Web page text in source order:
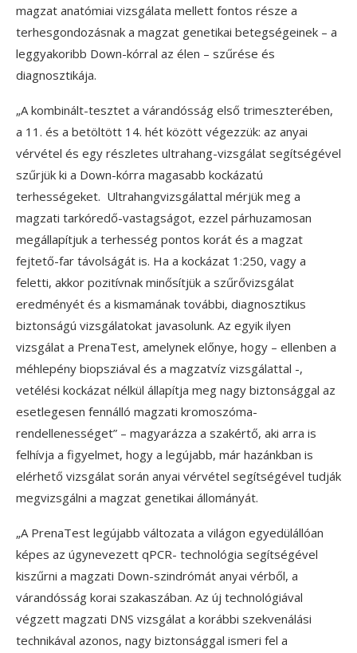
magzat anatómiai vizsgálata mellett fontos része a
terhesgondozásnak a magzat genetikai betegségeinek – a
leggyakoribb Down-kórral az élen – szűrése és
diagnosztikája.
„A kombinált-tesztet a várandósság első trimeszterében,
a 11. és a betöltött 14. hét között végezzük: az anyai
vérvétel és egy részletes ultrahang-vizsgálat segítségével
szűrjük ki a Down-kórra magasabb kockázatú
terhességeket. Ultrahangvizsgálattal mérjük meg a
magzati tarkóredő-vastagságot, ezzel párhuzamosan
megállapítjuk a terhesség pontos korát és a magzat
fejtető-far távolságát is. Ha a kockázat 1:250, vagy a
feletti, akkor pozitívnak minősítjük a szűrővizsgálat
eredményét és a kismamának további, diagnosztikus
biztonságú vizsgálatokat javasolunk. Az egyik ilyen
vizsgálat a PrenaTest, amelynek előnye, hogy – ellenben a
méhlepény biopsziával és a magzatvíz vizsgálattal -,
vetélési kockázat nélkül állapítja meg nagy biztonsággal az
esetlegesen fennálló magzati kromoszóma-
rendellenességet” – magyarázza a szakértő, aki arra is
felhívja a figyelmet, hogy a legújabb, már hazánkban is
elérhető vizsgálat során anyai vérvétel segítségével tudják
megvizsgálni a magzat genetikai állományát.
„A PrenaTest legújabb változata a világon egyedülállóan
képes az úgynevezett qPCR- technológia segítségével
kiszűrni a magzati Down-szindrómát anyai vérből, a
várandósság korai szakaszában. Az új technológiával
végzett magzati DNS vizsgálat a korábbi szekvenálási
technikával azonos, nagy biztonsággal ismeri fel a